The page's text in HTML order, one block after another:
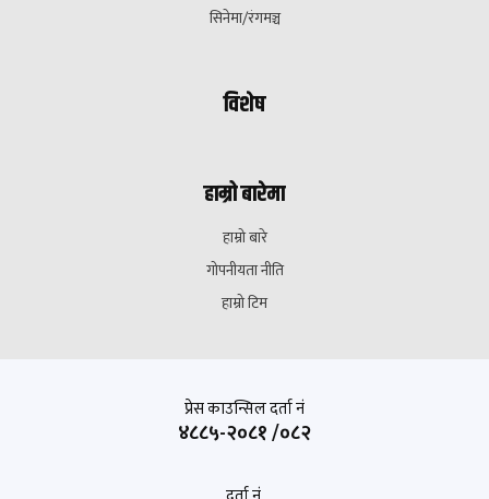
सिनेमा/रंगमञ्च
विशेष
हाम्रो बारेमा
हाम्रो बारे
गोपनीयता नीति
हाम्रो टिम
प्रेस काउन्सिल दर्ता नं
४८८५-२०८१ /०८२